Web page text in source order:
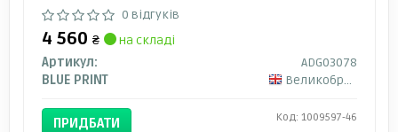
0 відгуків
4 560 ₴
на складі
Артикул:
ADG03078
BLUE PRINT
Великобританія
ПРИДБАТИ Код: 1009597-46